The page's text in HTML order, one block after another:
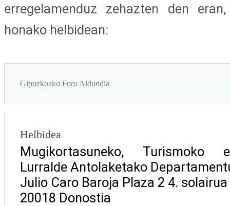
erregelamenduz zehazten den eran,
honako helbidean:
Gipuzkoako Foru Aldundia
Helbidea
Mugikortasuneko, Turismoko
Lurralde Antolaketako
Julio Caro Baroja Plaza 2 4. solairua
20018 Donostia